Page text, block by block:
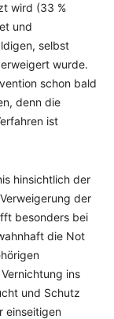
wird (33 %
und
selbst
wurde.
schon bald
denn die
ist
hinsichtlich der
der
besonders bei
die Not
ins
und Schutz
einseitigen